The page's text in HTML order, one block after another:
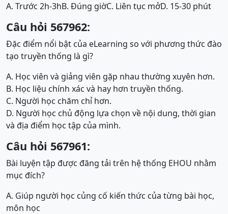
A. Trước 2h-3hB. Đúng giờC. Liên tục mởD. 15-30 phút
Câu hỏi 567962:
Đặc điểm nổi bật của eLearning so với phương thức đào
tạo truyền thống là gì?
A. Học viên và giảng viên gặp nhau thường xuyên hơn.
B. Học liệu chính xác và hay hơn truyền thống.
C. Người học chăm chỉ hơn.
D. Người học chủ động lựa chọn về nội dung, thời gian
và địa điểm học tập của mình.
Câu hỏi 567961:
Bài luyện tập được đăng tải trên hệ thống EHOU nhằm
mục đích?
A. Giúp người học củng cố kiến thức của từng bài học,
môn học